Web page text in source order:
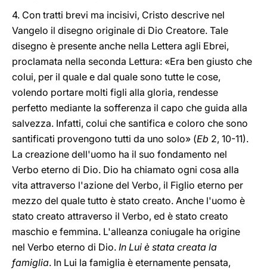
4. Con tratti brevi ma incisivi, Cristo descrive nel
Vangelo il disegno originale di Dio Creatore. Tale
disegno è presente anche nella Lettera agli Ebrei,
proclamata nella seconda Lettura: «Era ben giusto che
colui, per il quale e dal quale sono tutte le cose,
volendo portare molti figli alla gloria, rendesse
perfetto mediante la sofferenza il capo che guida alla
salvezza. Infatti, colui che santifica e coloro che sono
santificati provengono tutti da uno solo» (Eb 2, 10-11).
La creazione dell'uomo ha il suo fondamento nel
Verbo eterno di Dio. Dio ha chiamato ogni cosa alla
vita attraverso l'azione del Verbo, il Figlio eterno per
mezzo del quale tutto è stato creato. Anche l'uomo è
stato creato attraverso il Verbo, ed è stato creato
maschio e femmina. L'alleanza coniugale ha origine
nel Verbo eterno di Dio. In Lui è stata creata la
famiglia. In Lui la famiglia è eternamente pensata,